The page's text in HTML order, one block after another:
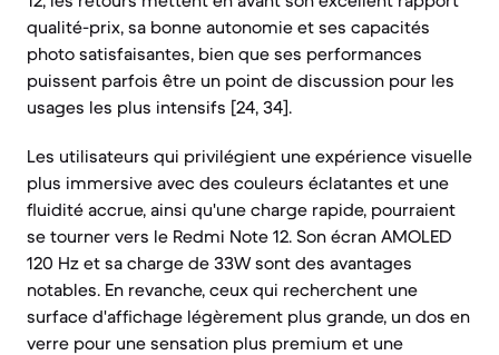
qualité-prix, sa bonne autonomie et ses capacités
photo satisfaisantes, bien que ses performances
puissent parfois être un point de discussion pour les
usages les plus intensifs [24, 34].
Les utilisateurs qui privilégient une expérience visuelle
plus immersive avec des couleurs éclatantes et une
fluidité accrue, ainsi qu'une charge rapide, pourraient
se tourner vers le Redmi Note 12. Son écran AMOLED
120 Hz et sa charge de 33W sont des avantages
notables. En revanche, ceux qui recherchent une
surface d'affichage légèrement plus grande, un dos en
verre pour une sensation plus premium et une